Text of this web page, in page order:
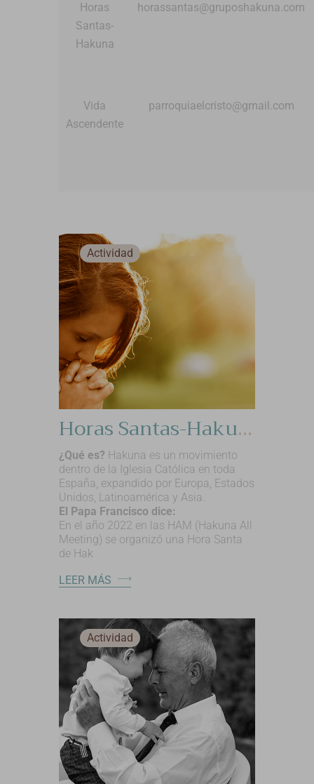
Horas
Santas-
Hakuna
horassantas@gruposhakuna.com
Vida
Ascendente
parroquiaelcristo@gmail.com
Actividad
Horas Santas-Hakuna
¿Qué es? Hakuna es un movimiento
dentro de la Iglesia Católica en toda
España, expandido por Europa, Estados
Unidos, Latinoamérica y Asia.
El Papa Francisco dice:
En el año 2022 en las HAM (Hakuna All
Meeting) se organizó una Hora Santa
de Hak
LEER MÁS
Actividad